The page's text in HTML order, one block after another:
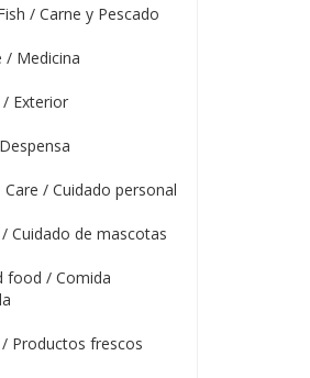
/ Carne y Pescado
/ Medicina
Exterior
Care / Cuidado personal
Cuidado de mascotas
food / Comida
Productos frescos